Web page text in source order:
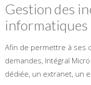
Gestion des
informatiques
Afin de permettre à ses
demandes, Intégral
dédiée, un extranet, un